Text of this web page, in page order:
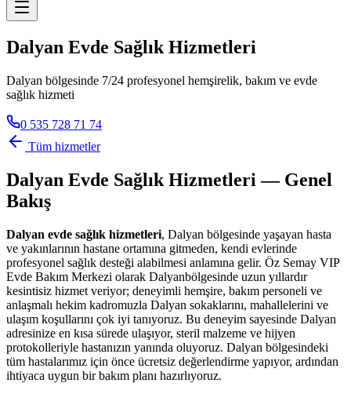
Dalyan Evde Sağlık Hizmetleri
Dalyan bölgesinde 7/24 profesyonel hemşirelik, bakım ve evde
sağlık hizmeti
0 535 728 71 74
Tüm hizmetler
Dalyan Evde Sağlık Hizmetleri — Genel
Bakış
Dalyan evde sağlık hizmetleri, Dalyan bölgesinde yaşayan hasta
ve yakınlarının hastane ortamına gitmeden, kendi evlerinde
profesyonel sağlık desteği alabilmesi anlamına gelir. Öz Semay VIP
Evde Bakım Merkezi olarak Dalyanbölgesinde uzun yıllardır
kesintisiz hizmet veriyor; deneyimli hemşire, bakım personeli ve
anlaşmalı hekim kadromuzla Dalyan sokaklarını, mahallelerini ve
ulaşım koşullarını çok iyi tanıyoruz. Bu deneyim sayesinde Dalyan
adresinize en kısa sürede ulaşıyor, steril malzeme ve hijyen
protokolleriyle hastanızın yanında oluyoruz. Dalyan bölgesindeki
tüm hastalarımız için önce ücretsiz değerlendirme yapıyor, ardından
ihtiyaca uygun bir bakım planı hazırlıyoruz.